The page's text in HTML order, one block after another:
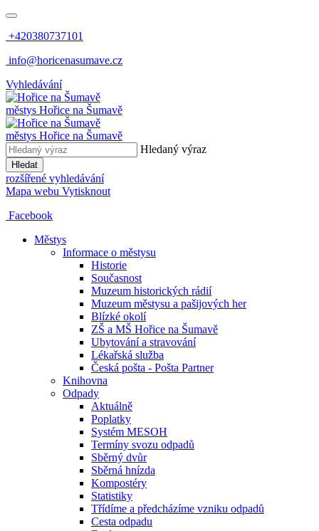
+420380737101
info@horicenasumave.cz
Vyhledávání
městys Hořice na Šumavě
městys Hořice na Šumavě
Hledaný výraz
Hledat
rozšířené vyhledávání
Mapa webu Vytisknout
Facebook
Městys
Informace o městysu
Historie
Současnost
Muzeum historických rádií
Muzeum městysu a pašijových her
Blízké okolí
ZŠ a MŠ Hořice na Šumavě
Ubytování a stravování
Lékařská služba
Česká pošta - Pošta Partner
Knihovna
Odpady
Aktuálně
Poplatky
Systém MESOH
Termíny svozu odpadů
Sběrný dvůr
Sběrná hnízda
Kompostéry
Statistiky
Třídíme a předcházíme vzniku odpadů
Cesta odpadu